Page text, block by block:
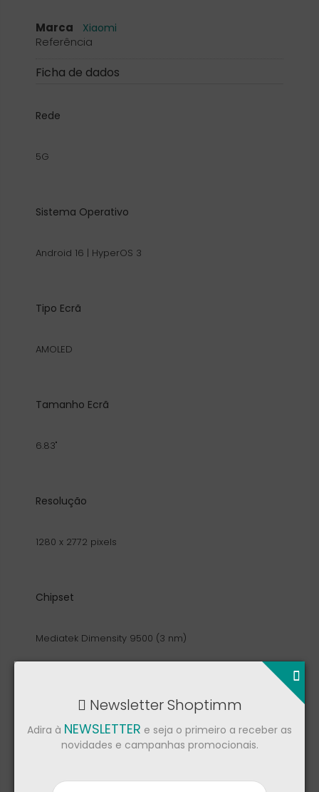
Marca Xiaomi
Referência
Ficha de dados
Rede
5G
Sistema Operativo
Android 16 | HyperOS 3
Tipo Ecrã
AMOLED
Tamanho Ecrã
6.83"
Resolução
1280 x 2772 pixels
Chipset
Mediatek Dimensity 9500 (3 nm)
Octa-core
Newsletter Shoptimm
Adira à NEWSLETTER e seja o primeiro a receber as
novidades e campanhas promocionais.